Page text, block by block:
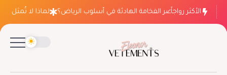
الأكثر رواجاً
لماذا ينتصر الفخامة الهادئة في أسلوب الرياض؟ لماذا لا تُمثل